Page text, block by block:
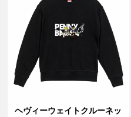
ヘヴィーウェイトクルーネッ